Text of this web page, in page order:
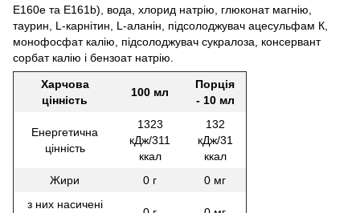
E160е та E161b), вода, хлорид натрію, глюконат магнію,
таурин, L-карнітин, L-аланін, підсолоджувач ацесульфам К,
монофосфат калію, підсолоджувач сукралоза, консервант
сорбат калію і бензоат натрію.
Харчова
цінність
100 мл
Порція
- 10 мл
Енергетична
цінність
1323
кДж/311
ккал
132
кДж/31
ккал
Жири
0 г
0 мг
з них насичені